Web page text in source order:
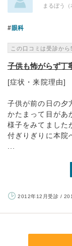
まるぼう
眼科
この口コミは受診か
子供も怖がらず丁
[症状・来院理由]
子供が前の日の夕
かたまって目があ
様子をみてました
付ぎりぎりに本院
2012年12月受診 /